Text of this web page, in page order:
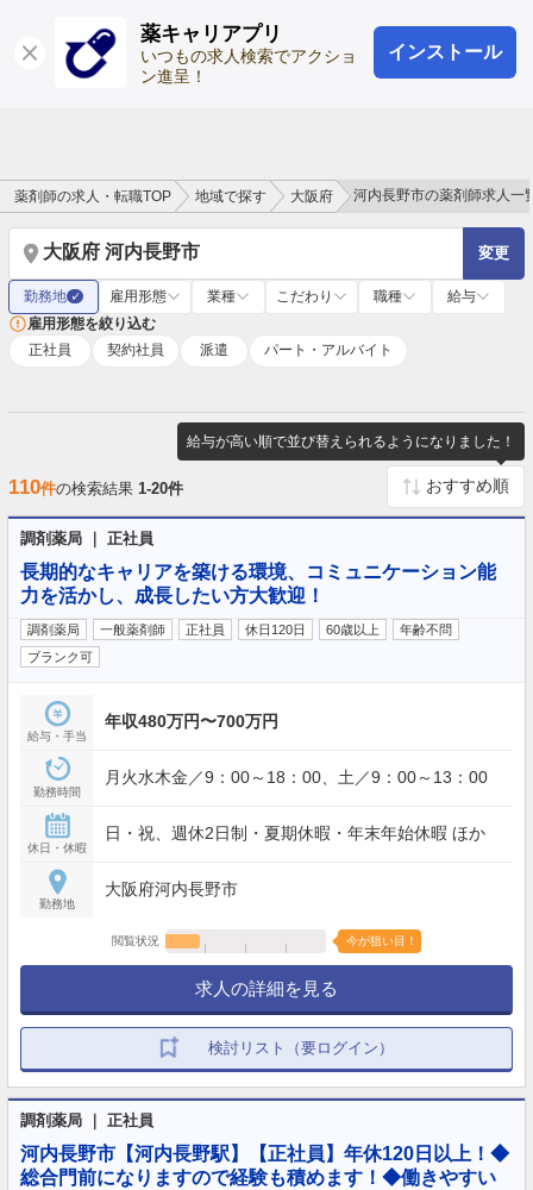
薬キャリアプリ
いつもの求人検索でアクショ
ン進呈！
インストール
ログイン 会員登録
薬剤師の求人・転職TOP 地域で探す 大阪府 河内長野市の薬剤師求人一
大阪府 河内長野市 変更
勤務地 ✓ 雇用形態 業種 こだわり 職種
給与
雇用形態を絞り込む
正社員
契約社員 派遣 パート・アルバイト
給与が高い順で並び替えられるようになりました！
110件の検索結果 1-20件
調剤薬局 ｜ 正社員
長期的なキャリアを築ける環境、コミュニケーション能
力を活かし、成長したい方大歓迎！
調剤薬局 一般薬剤師 正社員 休日120日 60歳以上
年齢不問
ブランク可
給与・手当
年収480万円〜700万円
勤務時間
月火水木金／9：00～18：00、土／9：00～13：00
休日・休暇
日・祝、週休2日制・夏期休暇・年末年始休暇 ほか
勤務地
大阪府河内長野市
閲覧状況 今が狙い目！
求人の詳細を見る
検討リスト（要ログイン）
調剤薬局 ｜ 正社員
河内長野市【河内長野駅】【正社員】年休120日以上！◆
総合門前になりますので経験も積めます！◆働きやすい